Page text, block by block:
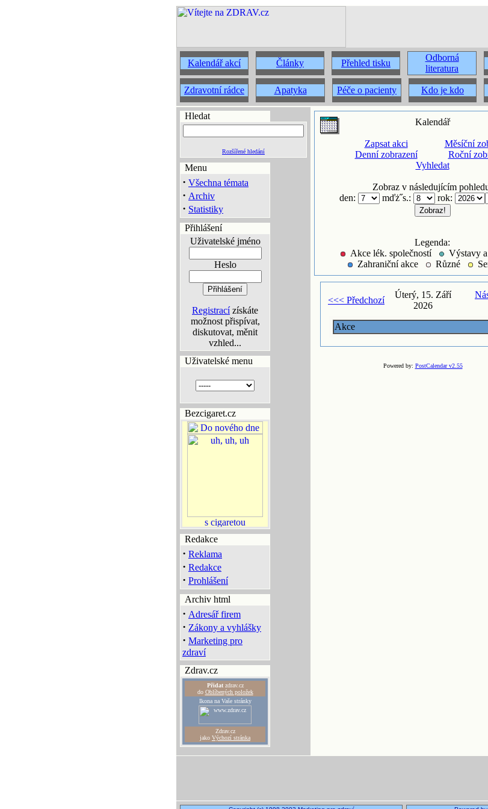
Kalendář akcí Články Přehled tisku
Odborná
literatura
Zdravotní rádce Apatyka Péče o pacienty Kdo je kdo
Hledat
Rozšířené hledání
Menu
· Všechna témata
· Archiv
· Statistiky
Přihlášení
Uživatelské jméno
Heslo
Registracízískáte
možnost přispívat,
diskutovat, měnit
vzhled...
Uživatelské menu
Bezcigaret.cz
Redakce
· Reklama
· Redakce
· Prohlášení
Archiv html
· Adresář firem
· Zákony a vyhlášky
· Marketing pro
zdraví
Zdrav.cz
Přidatzdrav.cz
do Oblíbených položek
Ikona na Vaše stránky
Zdrav.cz
jako Výchozí stránka
Kalendář
Zapsat akci
Denní zobrazení
Měsíční
Roční
Vyhledat
Zobraz v následujícím
den:
mďż˝s.: rok:
Legenda:
Akce lék. společností
Výstavy a
Zahraniční akce
Různé
<<< Předchozí
Úterý, 15. Září
2026
Akce
Powered by: PostCalendar v2.55